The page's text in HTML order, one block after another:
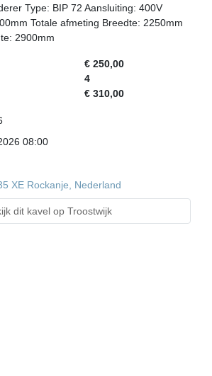
Type: BIP 72 Aansluiting: 400V
Totale afmeting Breedte: 2250mm
2900mm
€ 250,00
4
€ 310,00
08:00
XE Rockanje, Nederland
dit kavel op Troostwijk